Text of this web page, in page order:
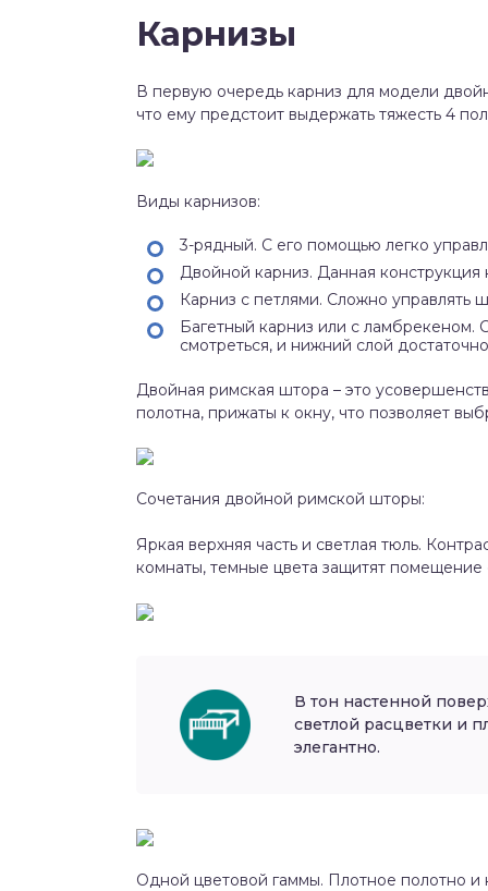
Карнизы
В первую очередь карниз для модели
что ему предстоит выдержать тяжесть 4
Виды карнизов:
3-рядный. С его помощью легко
Двойной карниз. Данная
Карниз с петлями. Сложно управлять
Багетный карниз или с
смотреться, и нижний слой
Двойная римская штора – это
полотна, прижаты к окну, что позволяет
Сочетания двойной римской шторы:
Яркая верхняя часть и светлая тюль.
комнаты, темные цвета защитят
В тон настенной
светлой расцветки и
элегантно.
Одной цветовой гаммы. Плотное полотно